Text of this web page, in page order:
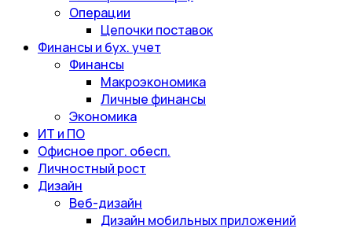
Операции
Цепочки поставок
Финансы и бух. учет
Финансы
Макроэкономика
Личные финансы
Экономика
ИТ и ПО
Офисное прог. обесп.
Личностный рост
Дизайн
Веб-дизайн
Дизайн мобильных приложений